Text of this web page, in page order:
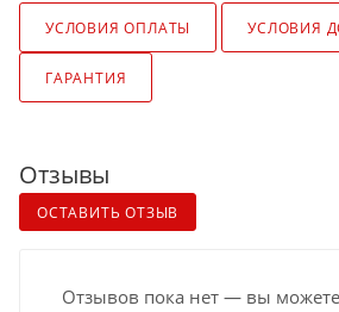
УСЛОВИЯ ОПЛАТЫ УСЛОВИЯ
ГАРАНТИЯ
Отзывы
ОСТАВИТЬ ОТЗЫВ
Отзывов пока нет — вы